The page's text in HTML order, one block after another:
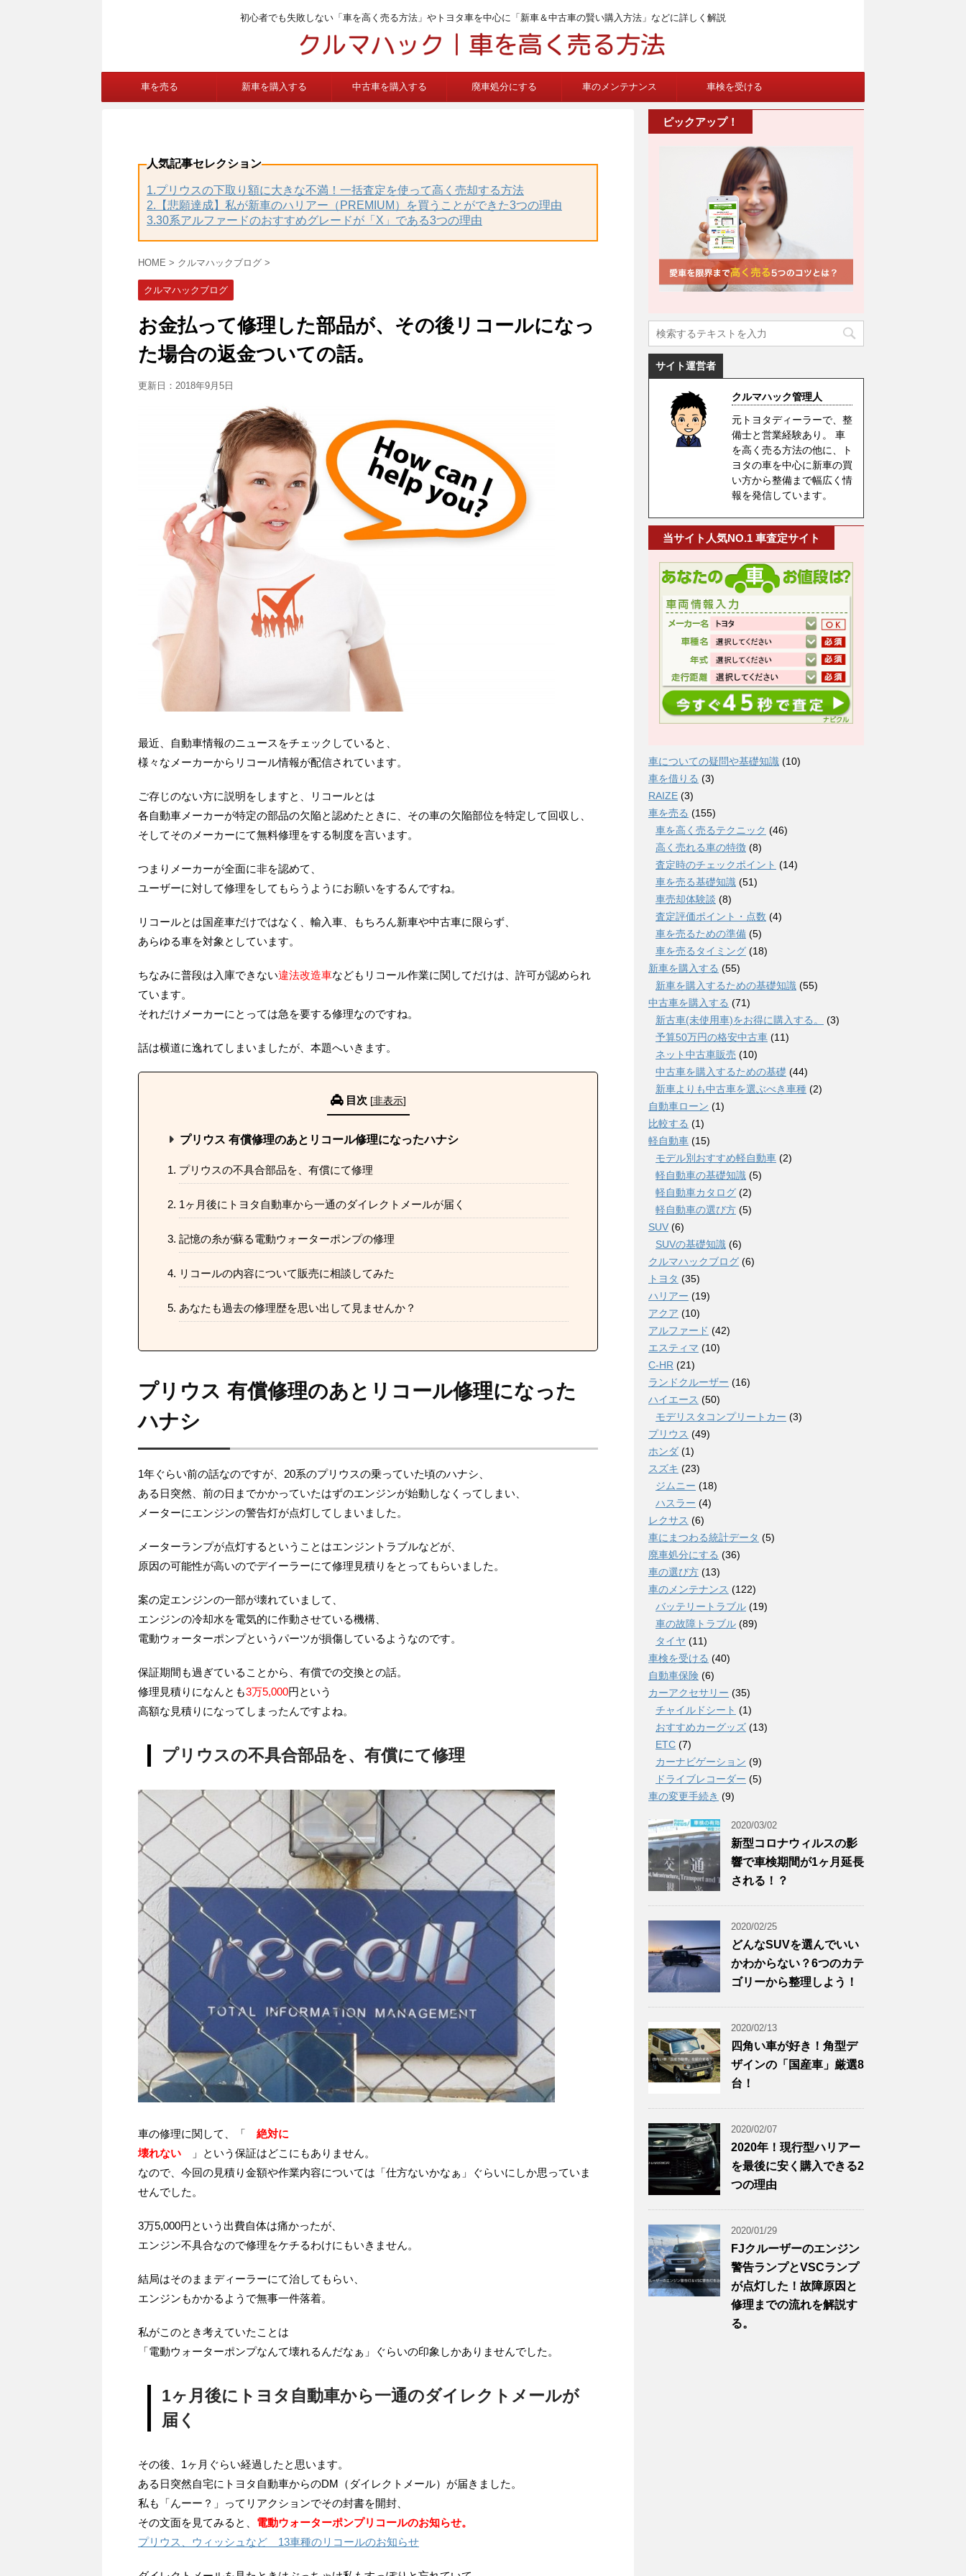
初心者でも失敗しない「車を高く売る方法」やトヨタ車を中心に「新車＆中古車の賢い購入方法」などに詳しく解説
車を売る 新車を購入する 中古車を購入する 廃車処分にする 車のメンテナンス 車検を受ける
人気記事セレクション
1.プリウスの下取り額に大きな不満！一括査定を使って高く売却する方法
2.【悲願達成】私が新車のハリアー（PREMIUM）を買うことができた3つの理由
3.30系アルファードのおすすめグレードが「X」である3つの理由
HOME > クルマハックブログ >
クルマハックブログ
お金払って修理した部品が、その後リコールになっ
た場合の返金ついての話。
更新日： 2018年9月5日
最近、自動車情報のニュースをチェックしていると、
様々なメーカーからリコール情報が配信されています。
ご存じのない方に説明をしますと、リコールとは
各自動車メーカーが特定の部品の欠陥と認めたときに、その車の欠陥部位を特定して回収し、
そしてそのメーカーにて無料修理をする制度を言います。
つまりメーカーが全面に非を認めて、
ユーザーに対して修理をしてもらうようにお願いをするんですね。
リコールとは国産車だけではなく、輸入車、もちろん新車や中古車に限らず、
あらゆる車を対象としています。
ちなみに普段は入庫できない違法改造車などもリコール作業に関してだけは、許可が認められ
ています。
それだけメーカーにとっては急を要する修理なのですね。
話は横道に逸れてしまいましたが、本題へいきます。
目次 [非表示]
プリウス 有償修理のあとリコール修理になったハナシ
プリウスの不具合部品を、有償にて修理
1ヶ月後にトヨタ自動車から一通のダイレクトメールが届く
記憶の糸が蘇る電動ウォーターポンプの修理
リコールの内容について販売に相談してみた
あなたも過去の修理歴を思い出して見ませんか？
プリウス 有償修理のあとリコール修理になった
ハナシ
1年ぐらい前の話なのですが、20系のプリウスの乗っていた頃のハナシ、
ある日突然、前の日までかかっていたはずのエンジンが始動しなくってしまい、
メーターにエンジンの警告灯が点灯してしまいました。
メーターランプが点灯するということはエンジントラブルなどが、
原因の可能性が高いのでデイーラーにて修理見積りをとってもらいました。
案の定エンジンの一部が壊れていまして、
エンジンの冷却水を電気的に作動させている機構、
電動ウォーターポンプというパーツが損傷しているようなのです。
保証期間も過ぎていることから、有償での交換との話。
修理見積りになんとも3万5,000円という
高額な見積りになってしまったんですよね。
プリウスの不具合部品を、有償にて修理
車の修理に関して、「 絶対に
壊れない
」という保証はどこにもありません。
なので、今回の見積り金額や作業内容については「仕方ないかなぁ」ぐらいにしか思っていま
せんでした。
3万5,000円という出費自体は痛かったが、
エンジン不具合なので修理をケチるわけにもいきません。
結局はそのままディーラーにて治してもらい、
エンジンもかかるようで無事一件落着。
私がこのとき考えていたことは
「電動ウォーターポンプなんて壊れるんだなぁ」ぐらいの印象しかありませんでした。
1ヶ月後にトヨタ自動車から一通のダイレクトメールが
届く
その後、1ヶ月ぐらい経過したと思います。
ある日突然自宅にトヨタ自動車からのDM（ダイレクトメール）が届きました。
私も「んーー？」ってリアクションでその封書を開封、
その文面を見てみると、 電動ウォーターポンプリコールのお知らせ。
プリウス、ウィッシュなど 13車種のリコールのお知らせ
ピックアップ！
サイト運営者
クルマハック管理人
元トヨタディーラーで、整
備士と営業経験あり。 車
を高く売る方法の他に、ト
ヨタの車を中心に新車の買
い方から整備まで幅広く情
報を発信しています。
当サイト人気NO.1 車査定サイト
車についての疑問や基礎知識 (10)
車を借りる (3)
RAIZE (3)
車を売る (155)
車を高く売るテクニック (46)
高く売れる車の特徴 (8)
査定時のチェックポイント (14)
車を売る基礎知識 (51)
車売却体験談 (8)
査定評価ポイント・点数 (4)
車を売るための準備 (5)
車を売るタイミング (18)
新車を購入する (55)
新車を購入するための基礎知識 (55)
中古車を購入する (71)
新古車(未使用車)をお得に購入する。
(3)
予算50万円の格安中古車 (11)
ネット中古車販売 (10)
中古車を購入するための基礎 (44)
新車よりも中古車を選ぶべき車種 (2)
自動車ローン (1)
比較する (1)
軽自動車 (15)
モデル別おすすめ軽自動車 (2)
軽自動車の基礎知識 (5)
軽自動車カタログ (2)
軽自動車の選び方 (5)
SUV (6)
SUVの基礎知識 (6)
クルマハックブログ (6)
トヨタ (35)
ハリアー (19)
アクア (10)
アルファード (42)
エスティマ (10)
C-HR (21)
ランドクルーザー (16)
ハイエース (50)
モデリスタコンプリートカー (3)
プリウス (49)
ホンダ (1)
スズキ (23)
ジムニー (18)
ハスラー (4)
レクサス (6)
車にまつわる統計データ (5)
廃車処分にする (36)
車の選び方 (13)
車のメンテナンス (122)
バッテリートラブル (19)
車の故障トラブル (89)
タイヤ (11)
車検を受ける (40)
自動車保険 (6)
カーアクセサリー (35)
チャイルドシート (1)
おすすめカーグッズ (13)
ETC (7)
カーナビゲーション (9)
ドライブレコーダー (5)
車の変更手続き (9)
2020/03/02
新型コロナウィルスの影
響で車検期間が1ヶ月延長
される！？
2020/02/25
どんなSUVを選んでいい
かわからない？6つのカテ
ゴリーから整理しよう！
2020/02/13
四角い車が好き！角型デ
ザインの「国産車」厳選8
台！
2020/02/07
2020年！現行型ハリアー
を最後に安く購入できる2
つの理由
2020/01/29
FJクルーザーのエンジン
警告ランプとVSCランプ
が点灯した！故障原因と
修理までの流れを解説す
る。